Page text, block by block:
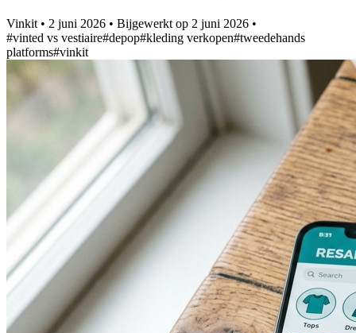
Vinkit • 2 juni 2026 • Bijgewerkt op 2 juni 2026 •
#vinted vs vestiaire#depop#kleding verkopen#tweedehands
platforms#vinkit